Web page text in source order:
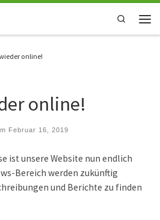
Search
online!
online!
Februar 16, 2019
ist unsere Website nun endlich
Bereich werden zukünftig
und Berichte zu finden